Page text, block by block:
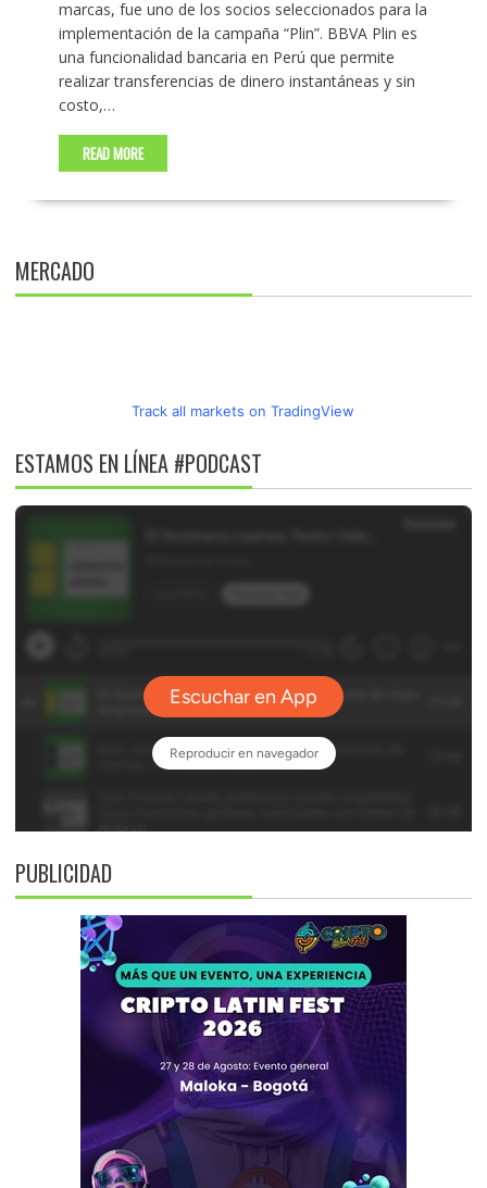
marcas, fue uno de los socios seleccionados para la
implementación de la campaña “Plin”. BBVA Plin es
una funcionalidad bancaria en Perú que permite
realizar transferencias de dinero instantáneas y sin
costo,…
READ MORE
MERCADO
Track all markets on TradingView
ESTAMOS EN LÍNEA #PODCAST
PUBLICIDAD